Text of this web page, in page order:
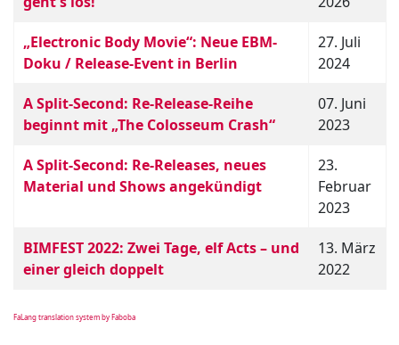
„Electronic Body Movie“: Neue EBM-
Doku / Release-Event in Berlin
27. Juli
2024
A Split-Second: Re-Release-Reihe
beginnt mit „The Colosseum Crash“
07. Juni
2023
A Split-Second: Re-Releases, neues
Material und Shows angekündigt
23.
Februar
2023
BIMFEST 2022: Zwei Tage, elf Acts – und
einer gleich doppelt
13. März
2022
FaLang translation system by Faboba